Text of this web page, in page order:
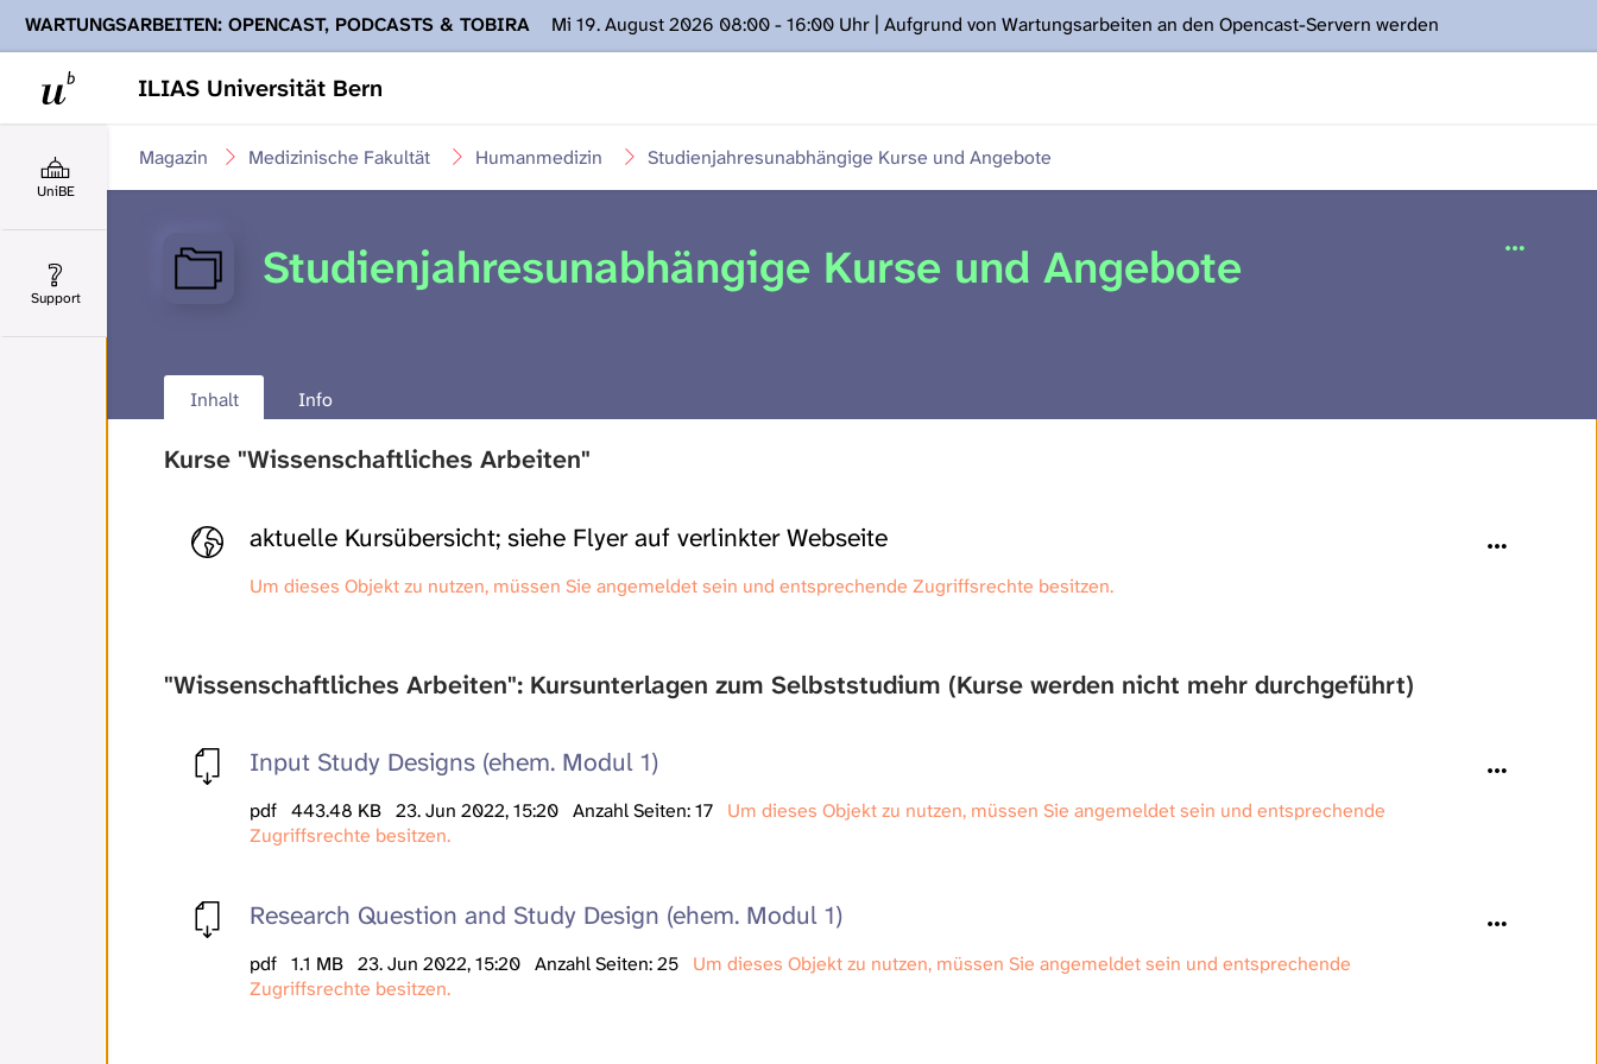
ILIAS Universität Bern
WARTUNGSARBEITEN: OPENCAST, PODCASTS & TOBIRA
Mi 19. August 2026 08:00 - 16:00 Uhr | Aufgrund von Wartungsarbeiten an den Opencast-Servern werden
Ihnen Podcasts, Opencast-Videos und Tobira nicht zur Verfügung stehen. Kontakt: www.podcast.unibe.ch
UniBE
Support
Studienjahresunabhängige Kurse und Angebote
Humanmedizin
Medizinische Fakultät
Magazin
Studienjahresunabhängige Kurse und Angebote
Inhalt Info
Kurse "Wissenschaftliches Arbeiten"
aktuelle Kursübersicht; siehe Flyer auf verlinkter Webseite
Um dieses Objekt zu nutzen, müssen Sie angemeldet sein und entsprechende Zugriffsrechte besitzen.
"Wissenschaftliches Arbeiten": Kursunterlagen zum Selbststudium (Kurse werden nicht mehr durchgeführt)
Input Study Designs (ehem. Modul 1)
pdf 443.48 KB 23. Jun 2022, 15:20 Anzahl Seiten: 17
Um dieses Objekt zu nutzen, müssen Sie angemeldet sein und entsprechende
Zugriffsrechte besitzen.
Research Question and Study Design (ehem. Modul 1)
pdf 1.1 MB 23. Jun 2022, 15:20 Anzahl Seiten: 25
Um dieses Objekt zu nutzen, müssen Sie angemeldet sein und entsprechende
Zugriffsrechte besitzen.